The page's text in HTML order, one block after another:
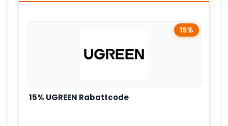
15%
15% UGREEN Rabattcode